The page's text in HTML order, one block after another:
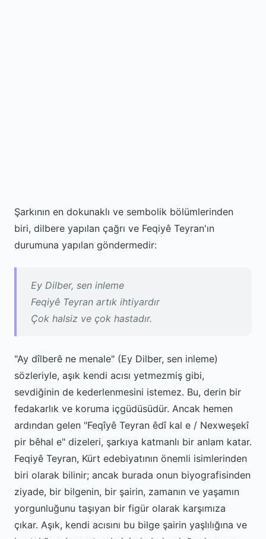
Şarkının en dokunaklı ve sembolik bölümlerinden
biri, dilbere yapılan çağrı ve Feqiyê Teyran'ın
durumuna yapılan göndermedir:
Ey Dilber, sen inleme
Feqiyê Teyran artık ihtiyardır
Çok halsiz ve çok hastadır.
"Ay dîlberê ne menale" (Ey Dilber, sen inleme)
sözleriyle, aşık kendi acısı yetmezmiş gibi,
sevdiğinin de kederlenmesini istemez. Bu, derin bir
fedakarlık ve koruma içgüdüsüdür. Ancak hemen
ardından gelen "Feqîyê Teyran êdî kal e / Nexweşekî
pir bêhal e" dizeleri, şarkıya katmanlı bir anlam katar.
Feqiyê Teyran, Kürt edebiyatının önemli isimlerinden
biri olarak bilinir; ancak burada onun biyografisinden
ziyade, bir bilgenin, bir şairin, zamanın ve yaşamın
yorgunluğunu taşıyan bir figür olarak karşımıza
çıkar. Aşık, kendi acısını bu bilge şairin yaşlılığına ve